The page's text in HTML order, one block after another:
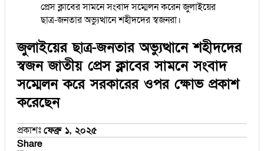
প্রেস ক্লাবের সামনে সংবাদ সম্মেলন করেন জুলাইয়ের
ছাত্র-জনতার অভ্যুত্থানে শহীদদের স্বজনরা।
জুলাইয়ের ছাত্র-জনতার অভ্যুত্থানে শহীদদের
স্বজন জাতীয় প্রেস ক্লাবের সামনে সংবাদ
সম্মেলন করে সরকারের ওপর ক্ষোভ প্রকাশ
করেছেন
প্রকাশঃফেব্রু ১, ২০২৫
Share